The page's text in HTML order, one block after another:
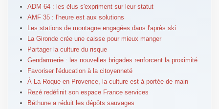
ADM 64 : les élus s'expriment sur leur statut
AMF 35 : l'heure est aux solutions
Les stations de montagne engagées dans l'après ski
La Gironde crée une caisse pour mieux manger
Partager la culture du risque
Gendarmerie : les nouvelles brigades renforcent la proximité
Favoriser l'éducation à la citoyenneté
À La Roque-en-Provence, la culture est à portée de main
Rezé redéfinit son espace France services
Béthune a réduit les dépôts sauvages